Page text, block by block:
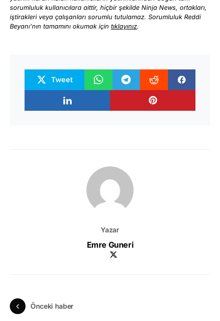
sorumluluk kullanıcılara aittir, hiçbir şekilde Ninja News, ortakları,
iştirakleri veya çalışanları sorumlu tutulamaz. Sorumluluk Reddi
Beyanı’nın tamamını okumak için tıklayınız.
Tweet
Yazar
Emre Guneri
Önceki haber